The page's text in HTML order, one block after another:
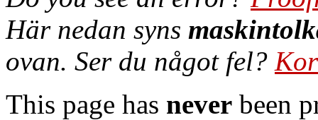
Här nedan syns
ovan. Ser du något fel?
This page has never been